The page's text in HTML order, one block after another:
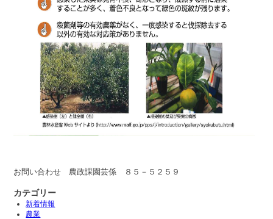
お問い合わせ 農政課園芸係 ８５－５２５９
カテゴリー
新着情報
農業